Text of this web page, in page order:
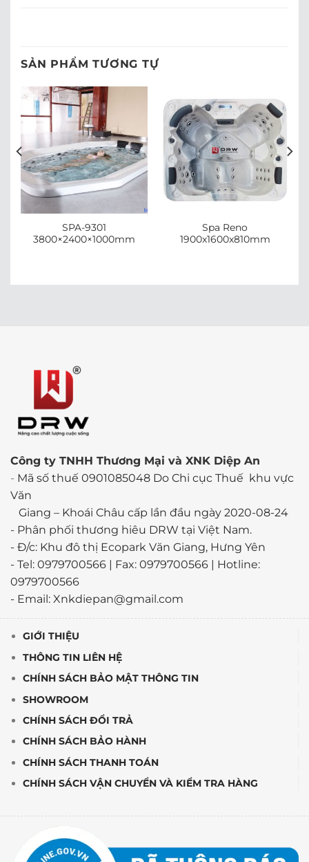
SẢN PHẨM TƯƠNG TỰ
SPA-9301
3800×2400×1000mm
Spa Reno
1900x1600x810mm
Công ty TNHH Thương Mại và XNK Diệp An
- Mã số thuế 0901085048 Do Chi cục Thuế khu vực
Văn
Giang – Khoái Châu cấp lần đầu ngày 2020-08-24
- Phân phối thương hiêu DRW tại Việt Nam.
- Đ/c: Khu đô thị Ecopark Văn Giang, Hưng Yên
- Tel: 0979700566 | Fax: 0979700566 | Hotline:
0979700566
- Email: Xnkdiepan@gmail.com
GIỚI THIỆU
THÔNG TIN LIÊN HỆ
CHÍNH SÁCH BẢO MẬT THÔNG TIN
SHOWROOM
CHÍNH SÁCH ĐỔI TRẢ
CHÍNH SÁCH BẢO HÀNH
CHÍNH SÁCH THANH TOÁN
CHÍNH SÁCH VẬN CHUYỂN VÀ KIỂM TRA HÀNG